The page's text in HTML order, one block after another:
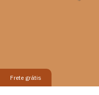
Frete grátis